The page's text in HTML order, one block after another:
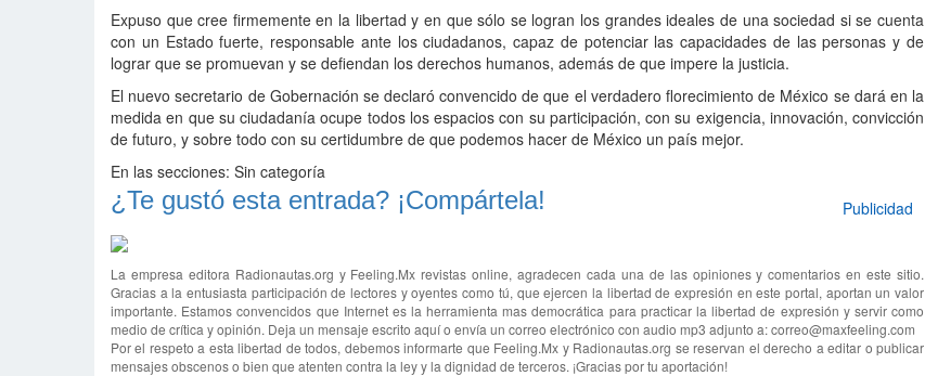
Expuso que cree firmemente en la libertad y en que sólo se logran los grandes ideales de una sociedad si se cuenta
con un Estado fuerte, responsable ante los ciudadanos, capaz de potenciar las capacidades de las personas y de
lograr que se promuevan y se defiendan los derechos humanos, además de que impere la justicia.
El nuevo secretario de Gobernación se declaró convencido de que el verdadero florecimiento de México se dará en la
medida en que su ciudadanía ocupe todos los espacios con su participación, con su exigencia, innovación, convicción
de futuro, y sobre todo con su certidumbre de que podemos hacer de México un país mejor.
En las secciones: Sin categoría
¿Te gustó esta entrada? ¡Compártela! Publicidad
La empresa editora Radionautas.org y Feeling.Mx revistas online, agradecen cada una de las opiniones y comentarios en este sitio.
Gracias a la entusiasta participación de lectores y oyentes como tú, que ejercen la libertad de expresión en este portal, aportan un valor
importante. Estamos convencidos que Internet es la herramienta mas democrática para practicar la libertad de expresión y servir como
medio de crítica y opinión. Deja un mensaje escrito aquí o envía un correo electrónico con audio mp3 adjunto a: correo@maxfeeling.com
Por el respeto a esta libertad de todos, debemos informarte que Feeling.Mx y Radionautas.org se reservan el derecho a editar o publicar
mensajes obscenos o bien que atenten contra la ley y la dignidad de terceros. ¡Gracias por tu aportación!